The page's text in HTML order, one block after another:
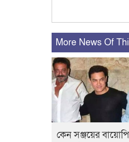
More News Of
কেন সঞ্জয়ের